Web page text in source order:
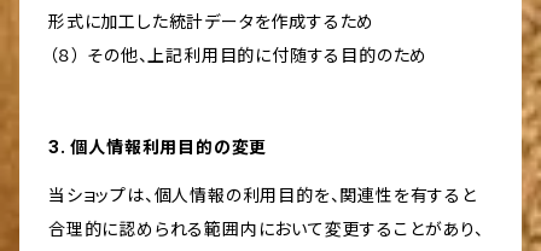
形式に加工した統計データを作成するため
（８） その他、上記利用目的に付随する目的のため
3. 個人情報利用目的の変更
当ショップは、個人情報の利用目的を、関連性を有すると
合理的に認められる範囲内において変更することがあり、